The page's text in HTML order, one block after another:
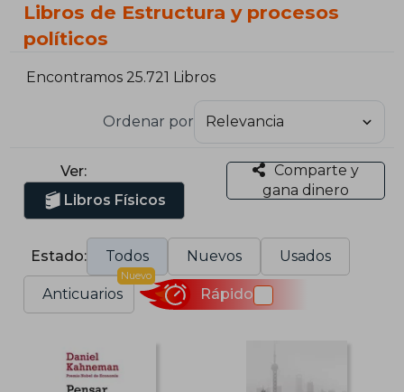
Libros de Estructura y procesos
políticos
Encontramos 25.721 Libros
Ordenar por
Ver:
Libros Físicos
Comparte y
gana dinero
Estado: Todos Nuevos Usados
Anticuarios
Nuevo
Rápido